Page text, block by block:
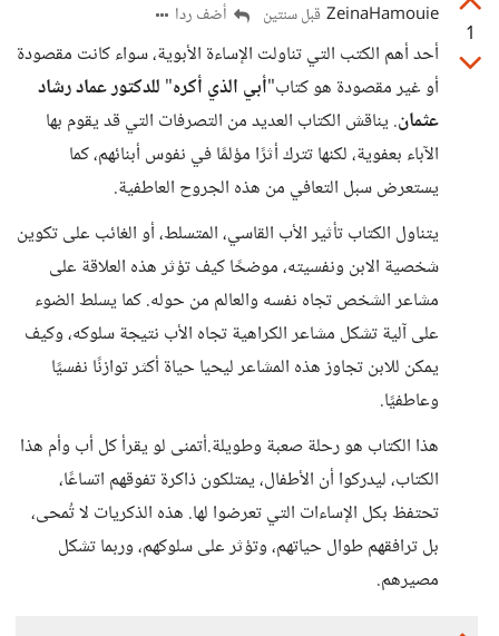
1
ZeinaHamouie قبل سنتين أضف ردا
أحد أهم الكتب التي تناولت الإساءة الأبوية، سواء كانت مقصودة
أو غير مقصودة هو كتاب"أبي الذي أكره" للدكتور عماد رشاد
عثمان. يناقش الكتاب العديد من التصرفات التي قد يقوم بها
الآباء بعفوية، لكنها تترك أثرًا مؤلمًا في نفوس أبنائهم، كما
يستعرض سبل التعافي من هذه الجروح العاطفية.
يتناول الكتاب تأثير الأب القاسي، المتسلط، أو الغائب على تكوين
شخصية الابن ونفسيته، موضحًا كيف تؤثر هذه العلاقة على
مشاعر الشخص تجاه نفسه والعالم من حوله. كما يسلط الضوء
على آلية تشكل مشاعر الكراهية تجاه الأب نتيجة سلوكه، وكيف
يمكن للابن تجاوز هذه المشاعر ليحيا حياة أكثر توازنًا نفسيًا
وعاطفيًا.
هذا الكتاب هو رحلة صعبة وطويلة.أتمنى لو يقرأ كل أب وأم هذا
الكتاب، ليدركوا أن الأطفال، يمتلكون ذاكرة تفوقهم اتساعًا،
تحتفظ بكل الإساءات التي تعرضوا لها. هذه الذكريات لا تُمحى،
بل ترافقهم طوال حياتهم، وتؤثر على سلوكهم، وربما تشكل
مصيرهم.